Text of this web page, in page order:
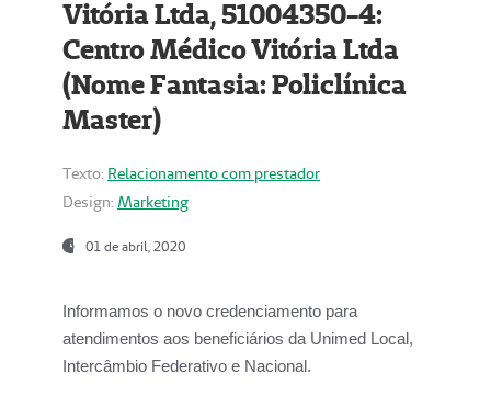
Vitória Ltda, 51004350-4:
Centro Médico Vitória Ltda
(Nome Fantasia: Policlínica
Master)
Texto: Relacionamento com prestador
Design: Marketing
01 de abril, 2020
Informamos o novo credenciamento para
atendimentos aos beneficiários da Unimed Local,
Intercâmbio Federativo e Nacional.